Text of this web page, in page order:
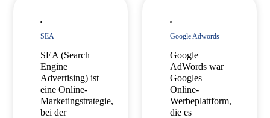
SEA
SEA (Search
Engine
Advertising) ist
eine Online-
Marketingstrategie,
bei der
Google Adwords
Google
AdWords war
Googles
Online-
Werbeplattform,
die es